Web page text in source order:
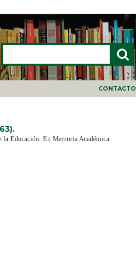
Buscar
CONTACTO
la Educación. En Memoria Académica.